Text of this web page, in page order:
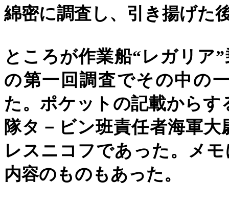
綿密に調査し、引き揚げた
ところが作業船“レガリア”
の第一回調査でその中の
た。ポケットの記載からす
隊タ－ビン班責任者海軍
レスニコフであった。メ
内容のものもあった。